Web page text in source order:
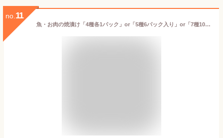
no. 11
魚・お肉の焼漬け「4種各1パック」or「5種6パック入り」or「7種10パック入り」 新潟小川屋【代金引換決済不可】【焼き漬け/郷土料理/お惣菜/おかず/ごはんのお供/食べ比べ/時短/調理済/おうちご飯/お取り寄せ】【お土産/手土産/ギフトに！贈り物】【送料無料】 お歳暮